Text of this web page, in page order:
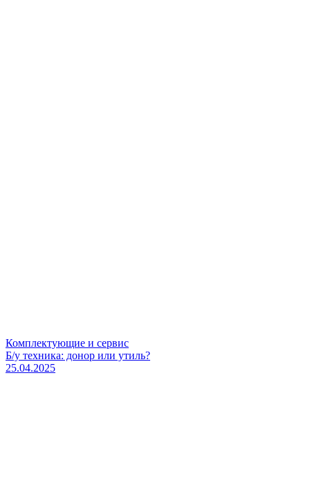
Комплектующие и сервис
Б/у техника: донор или утиль?
25.04.2025